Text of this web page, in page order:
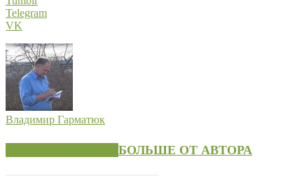
Telegram
VK
Владимир Гарматюк
БОЛЬШЕ ОТ АВТОРА